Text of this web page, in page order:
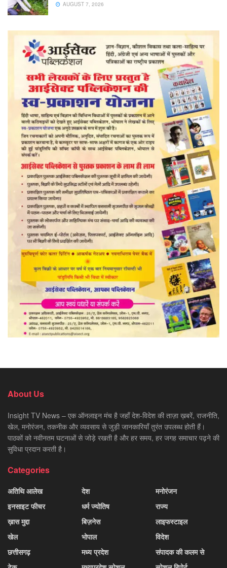
AUGUST 7, 2026
About Us
Insight TV News – एक ऑनलाइन मंच है जहाँ देश-विदेश की ताज़ा ख़बरें, राजनीति,
खेल, मनोरंजन, तकनीक और व्यवसाय से जुड़ी जानकारियाँ तुरंत उपलब्ध होती हैं।
पाठकों को नवीनतम घटनाओं से जोड़े रखती है और हर समय, हर जगह समाचार पढ़ने की
सुविधा प्रदान करती है।
Categories
अतिथि आलेख
इनसाइट फीचर
ख़ास मुद्दा
खेल
छत्तीसगढ़
देश
धर्म ज्योतिष
बिज़नेस
भोपाल
मध्य प्रदेश
मनोरंजन
राज्य
लाइफस्टाइल
विदेश
संपादक की कलम से